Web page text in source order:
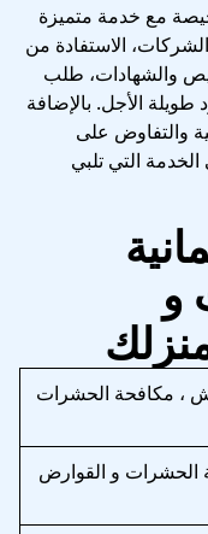
مع خدمة متميزة
الاستفادة من
والشهادات، طلب
الأجل. بالإضافة
والتفاوض على
التي تلبي
و
، مكافحة الحشرات
الحشرات و القوارض